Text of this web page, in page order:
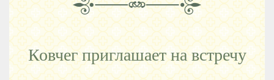
Ковчег приглашает на встречу